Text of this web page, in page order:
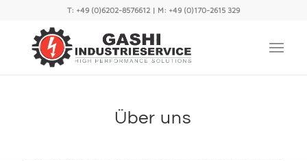
T: +49 (0)6202-8576612| M: +49 (0)170-2615 329
Über uns